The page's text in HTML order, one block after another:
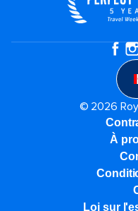
© 2026
À
Loi sur